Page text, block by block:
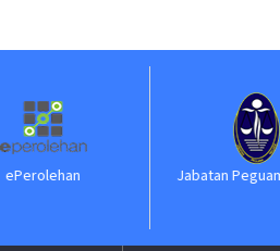
ePerolehan Jabatan Peguam